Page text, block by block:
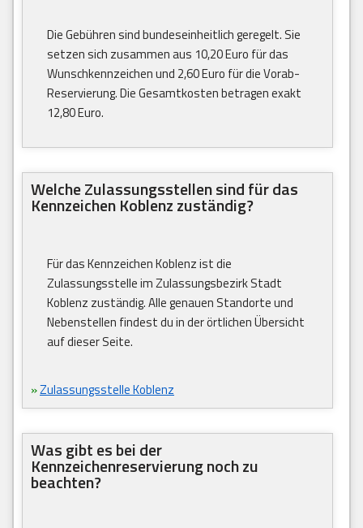
Die Gebühren sind bundeseinheitlich geregelt. Sie
setzen sich zusammen aus 10,20 Euro für das
Wunschkennzeichen und 2,60 Euro für die Vorab-
Reservierung. Die Gesamtkosten betragen exakt
12,80 Euro.
Welche Zulassungsstellen sind für das
Kennzeichen Koblenz zuständig?
Für das Kennzeichen Koblenz ist die
Zulassungsstelle im Zulassungsbezirk Stadt
Koblenz zuständig. Alle genauen Standorte und
Nebenstellen findest du in der örtlichen Übersicht
auf dieser Seite.
»Zulassungsstelle Koblenz
Was gibt es bei der
Kennzeichenreservierung noch zu
beachten?